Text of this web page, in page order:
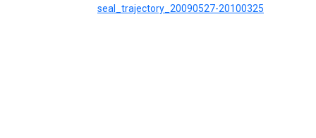
seal_trajectory_20090527-20100325